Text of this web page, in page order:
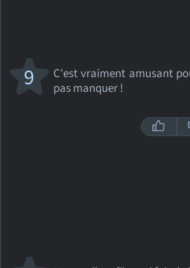
C'est vraiment amusant
pas manquer !
9